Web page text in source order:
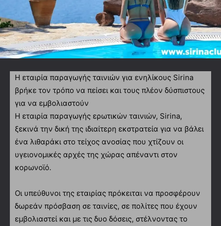
Η εταιρία παραγωγής ταινιών για ενηλίκους Sirina
βρήκε τον τρόπο να πείσει και τους πλέον δύσπιστους
για να εμβολιαστούν
Η εταιρία παραγωγής ερωτικών ταινιών, Sirina,
ξεκινά την δική της ιδιαίτερη εκστρατεία για να βάλει
ένα λιθαράκι στο τείχος ανοσίας που χτίζουν οι
υγειονομικές αρχές της χώρας απέναντι στον
κορωνοϊό.
Οι υπεύθυνοι της εταιρίας πρόκειται να προσφέρουν
δωρεάν πρόσβαση σε ταινίες, σε πολίτες που έχουν
εμβολιαστεί και με τις δυο δόσεις, στέλνοντας το